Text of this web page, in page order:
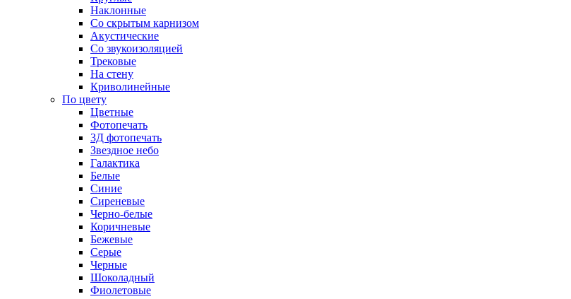
Наклонные
Со скрытым карнизом
Акустические
Со звукоизоляцией
Трековые
На стену
Криволинейные
По цвету
Цветные
Фотопечать
3Д фотопечать
Звездное небо
Галактика
Белые
Синие
Сиреневые
Черно-белые
Коричневые
Бежевые
Серые
Черные
Шоколадный
Фиолетовые